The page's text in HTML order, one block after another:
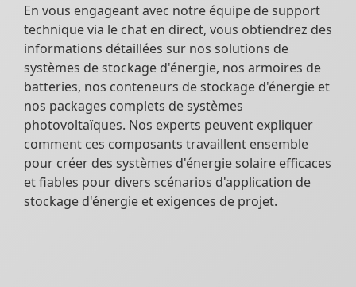
En vous engageant avec notre équipe de support
technique via le chat en direct, vous obtiendrez des
informations détaillées sur nos solutions de
systèmes de stockage d'énergie, nos armoires de
batteries, nos conteneurs de stockage d'énergie et
nos packages complets de systèmes
photovoltaïques. Nos experts peuvent expliquer
comment ces composants travaillent ensemble
pour créer des systèmes d'énergie solaire efficaces
et fiables pour divers scénarios d'application de
stockage d'énergie et exigences de projet.